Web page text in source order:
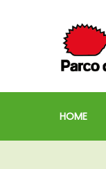
HOME